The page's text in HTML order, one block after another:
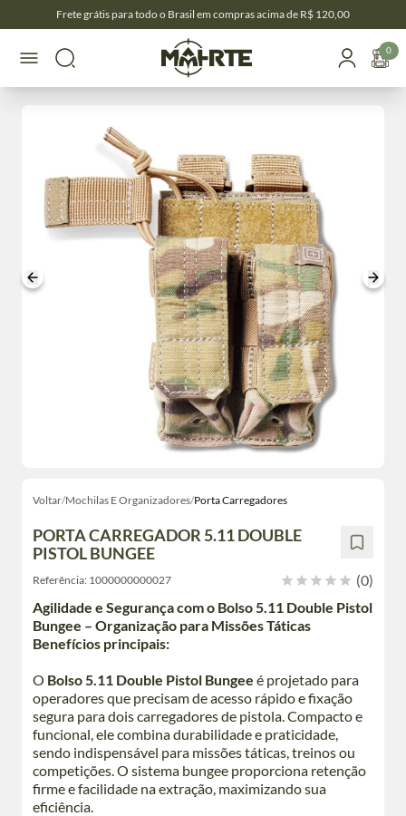
Frete grátis para todo o Brasil em compras acima de R$ 120,00
0
Voltar/Mochilas E Organizadores/Porta Carregadores
PORTA CARREGADOR 5.11 DOUBLE
PISTOL BUNGEE
Referência: 1000000000027
(0)
Agilidade e Segurança com o Bolso 5.11 Double Pistol
Bungee – Organização para Missões Táticas
Benefícios principais:
O Bolso 5.11 Double Pistol Bungee é projetado para
operadores que precisam de acesso rápido e fixação
segura para dois carregadores de pistola. Compacto e
funcional, ele combina durabilidade e praticidade,
sendo indispensável para missões táticas, treinos ou
competições. O sistema bungee proporciona retenção
firme e facilidade na extração, maximizando sua
eficiência.